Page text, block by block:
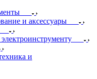
и аксессуары
и